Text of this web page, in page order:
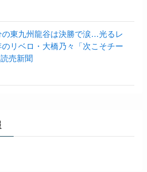
東九州龍谷は決勝で涙…光るレ
リベロ・大橋乃々「次こそチー
売新聞